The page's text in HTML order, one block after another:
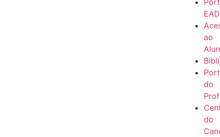
EAD
ao
do
do